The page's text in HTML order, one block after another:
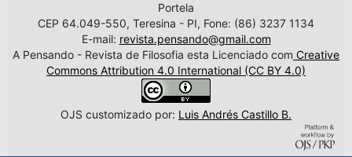
Portela
CEP 64.049-550, Teresina - PI, Fone: (86) 3237 1134
E-mail: revista.pensando@gmail.com
A Pensando - Revista de Filosofia esta Licenciado com Creative
Commons Attribution 4.0 International (CC BY 4.0)
OJS customizado por: Luis Andrés Castillo B.